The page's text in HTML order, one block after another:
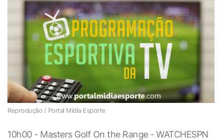
Reprodução / Portal Mídia Esporte
10h00 - Masters Golf On the Range - WATCHESPN